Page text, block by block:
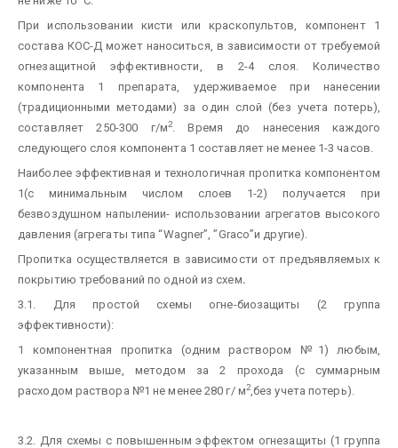
При использовании кисти или краскопультов, компонент 1
состава КОС-Д может наноситься, в зависимости от требуемой
огнезащитной эффективности, в 2-4 слоя. Количество
компонента 1 препарата, удерживаемое при нанесении
(традиционными методами) за один слой (без учета потерь),
составляет 250-300 г/м2. Время до нанесения каждого
следующего слоя компонента 1 составляет не менее 1-3 часов.
Наиболее эффективная и технологичная пропитка компонентом
1(с минимальным числом слоев 1-2) получается при
безвоздушном напылении- использовании агрегатов высокого
давления (агрегаты типа “Wagner”, ”Gracо”и другие).
Пропитка осуществляется в зависимости от предъявляемых к
покрытию требований по одной из схем.
3.1. Для простой схемы огне-биозащиты (2 группа
эффективности):
1 компонентная пропитка (одним раствором №1) любым,
указанным выше, методом за 2 прохода (с суммарным
расходом раствора №1 не менее 280 г/ м2,без учета потерь).
3.2. Для схемы с повышенным эффектом огнезащиты (1 группа